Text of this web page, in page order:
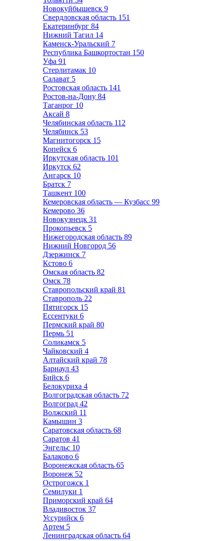
Новокуйбышевск 9
Свердловская область 151
Екатеринбург 84
Нижний Тагил 14
Каменск-Уральский 7
Республика Башкортостан 150
Уфа 91
Стерлитамак 10
Салават 5
Ростовская область 141
Ростов-на-Дону 84
Таганрог 10
Аксай 8
Челябинская область 112
Челябинск 53
Магнитогорск 15
Копейск 6
Иркутская область 101
Иркутск 62
Ангарск 10
Братск 7
Ташкент 100
Кемеровская область — Кузбасс 99
Кемерово 36
Новокузнецк 31
Прокопьевск 5
Нижегородская область 89
Нижний Новгород 56
Дзержинск 7
Кстово 6
Омская область 82
Омск 78
Ставропольский край 81
Ставрополь 22
Пятигорск 15
Ессентуки 6
Пермский край 80
Пермь 51
Соликамск 5
Чайковский 4
Алтайский край 78
Барнаул 43
Бийск 6
Белокуриха 4
Волгоградская область 72
Волгоград 42
Волжский 11
Камышин 3
Саратовская область 68
Саратов 41
Энгельс 10
Балаково 6
Воронежская область 65
Воронеж 52
Острогожск 1
Семилуки 1
Приморский край 64
Владивосток 37
Уссурийск 6
Артем 5
Ленинградская область 64